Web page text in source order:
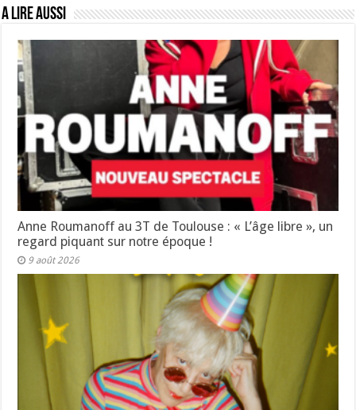
A lire aussi
Anne Roumanoff au 3T de Toulouse : « L’âge libre », un
regard piquant sur notre époque !
9 août 2026